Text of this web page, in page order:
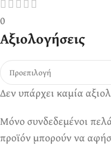
0
Αξιολογήσεις
Δεν υπάρχει καμία
Μόνο συνδεδεμένοι
προϊόν μπορούν να